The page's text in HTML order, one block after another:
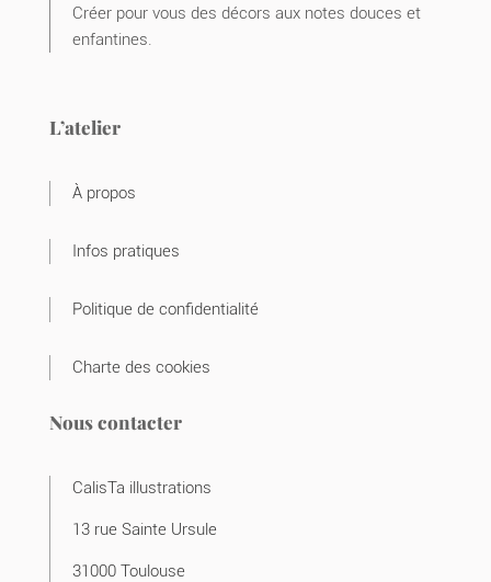
Créer pour vous des décors aux notes douces et
enfantines.
L’atelier
À propos
Infos pratiques
Politique de confidentialité
Charte des cookies
Nous contacter
CalisTa illustrations
13 rue Sainte Ursule
31000 Toulouse